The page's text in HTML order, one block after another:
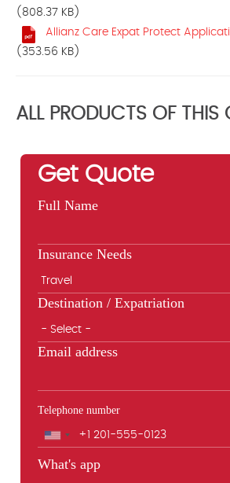
(808.37 KB)
Allianz Care Expat Protect
(353.56 KB)
ALL PRODUCTS OF THIS
Get Quote
Full Name
Insurance Needs
Destination / Expatriation
Email address
Telephone number
Phone
What's app